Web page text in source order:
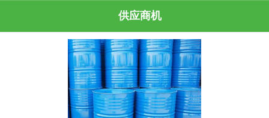
供应商机